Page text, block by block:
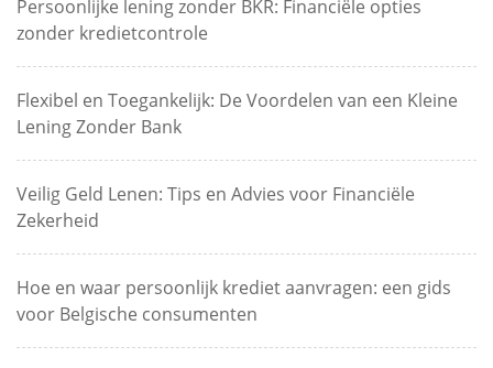
Persoonlijke lening zonder BKR: Financiële opties
zonder kredietcontrole
Flexibel en Toegankelijk: De Voordelen van een Kleine
Lening Zonder Bank
Veilig Geld Lenen: Tips en Advies voor Financiële
Zekerheid
Hoe en waar persoonlijk krediet aanvragen: een gids
voor Belgische consumenten